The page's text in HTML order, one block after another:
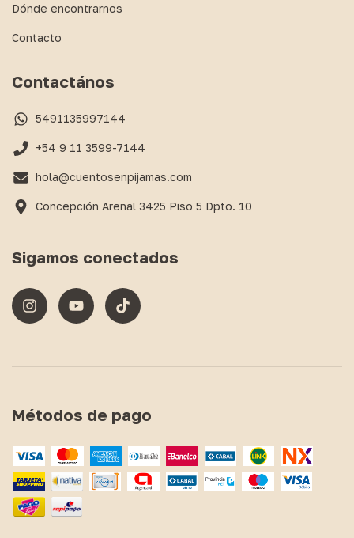
Dónde encontrarnos
Contacto
Contactános
5491135997144
+54 9 11 3599-7144
hola@cuentosenpijamas.com
Concepción Arenal 3425 Piso 5 Dpto. 10
Sigamos conectados
Métodos de pago